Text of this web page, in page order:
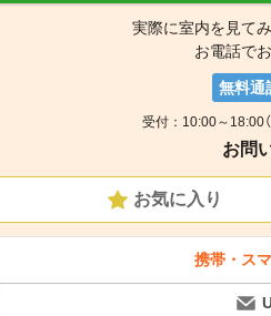
実際に室内を見て
お電話で
無料通
受付：10:00～18:00
お問
お気に入り
携帯・ス